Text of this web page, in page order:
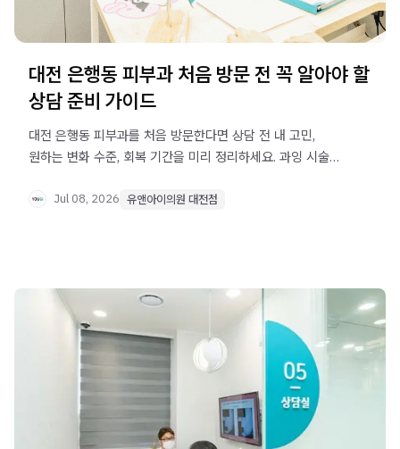
대전 은행동 피부과 처음 방문 전 꼭 알아야 할
상담 준비 가이드
대전 은행동 피부과를 처음 방문한다면 상담 전 내 고민,
원하는 변화 수준, 회복 기간을 미리 정리하세요. 과잉 시술
Jul 08, 2026 유앤아이의원 대전점